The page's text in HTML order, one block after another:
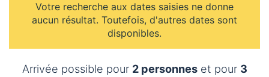
Votre recherche aux dates saisies ne donne
aucun résultat. Toutefois, d'autres dates sont
disponibles.
Arrivée possible pour 2 personneset pour 3